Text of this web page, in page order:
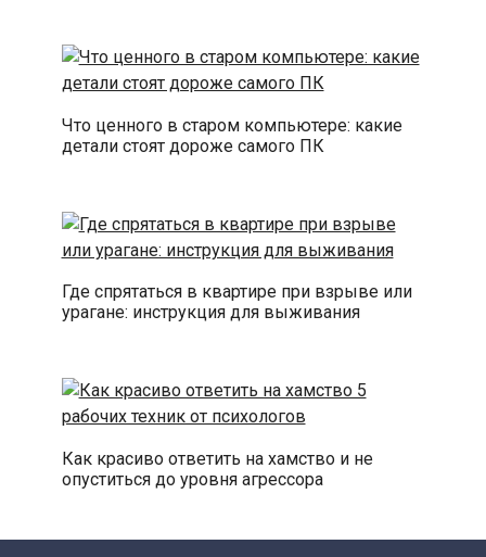
Что ценного в старом компьютере: какие
детали стоят дороже самого ПК
Где спрятаться в квартире при взрыве или
урагане: инструкция для выживания
Как красиво ответить на хамство и не
опуститься до уровня агрессора